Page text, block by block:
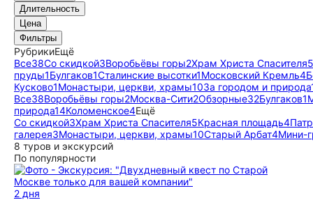
Длительность
Цена
Фильтры
РубрикиЕщё
Все38Со скидкой3Воробьёвы горы2Храм Христа Спасителя5
пруды1Булгаков1Сталинские высотки1Московский Кремль4
Кусково1Монастыри, церкви, храмы10За городом и природа
Все38Воробьёвы горы2Москва-Сити2Обзорные32Булгаков1
природа14Коломенское4Ещё
Со скидкой3Храм Христа Спасителя5Красная площадь4
галерея3Монастыри, церкви, храмы10Старый Арбат4Мини-
8 туров и экскурсий
По популярности
2 дня